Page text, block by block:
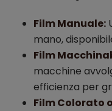
Film Manuale:
mano,
Film
macchine
efficienza per
Film Colorato